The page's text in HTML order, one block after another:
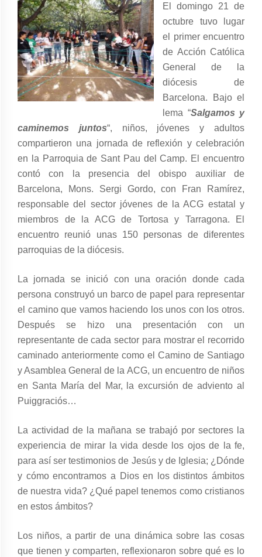
El domingo 21 de
octubre tuvo lugar
el primer encuentro
de Acción Católica
General de la
diócesis de
Barcelona. Bajo el
lema “Salgamos y
caminemos juntos“, niños, jóvenes y adultos
compartieron una jornada de reflexión y celebración
en la Parroquia de Sant Pau del Camp. El encuentro
contó con la presencia del obispo auxiliar de
Barcelona, ​​Mons. Sergi Gordo, con Fran Ramírez,
responsable del sector jóvenes de la ACG estatal y
miembros de la ACG de Tortosa y Tarragona. El
encuentro reunió unas 150 personas de diferentes
parroquias de la diócesis.
La jornada se inició con una oración donde cada
persona construyó un barco de papel para representar
el camino que vamos haciendo los unos con los otros.
Después se hizo una presentación con un
representante de cada sector para mostrar el recorrido
caminado anteriormente como el Camino de Santiago
y Asamblea General de la ACG, un encuentro de niños
en Santa María del Mar, la excursión de adviento al
Puiggraciós…
La actividad de la mañana se trabajó por sectores la
experiencia de mirar la vida desde los ojos de la fe,
para así ser testimonios de Jesús y de Iglesia; ¿Dónde
y cómo encontramos a Dios en los distintos ámbitos
de nuestra vida? ¿Qué papel tenemos como cristianos
en estos ámbitos?
Los niños, a partir de una dinámica sobre las cosas
que tienen y comparten, reflexionaron sobre qué es lo